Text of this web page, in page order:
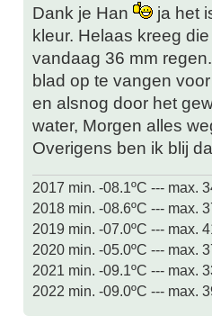
Dank je Han
ja het
kleur. Helaas kreeg
vandaag 36 mm
blad op te vangen
en alsnog door het
water, Morgen alles
Overigens ben ik blij
2017 min. -08.1ºC --- max.
2018 min. -08.6ºC --- max.
2019 min. -07.0ºC --- max.
2020 min. -05.0ºC --- max.
2021 min. -09.1ºC --- max.
2022 min. -09.0ºC --- max.